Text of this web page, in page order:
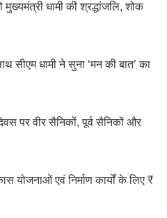
मुख्यमंत्री धामी की श्रद्धांजलि, शोक
सीएम धामी ने सुना ‘मन की बात’ का
पर वीर सैनिकों, पूर्व सैनिकों और
योजनाओं एवं निर्माण कार्यों के लिए ₹